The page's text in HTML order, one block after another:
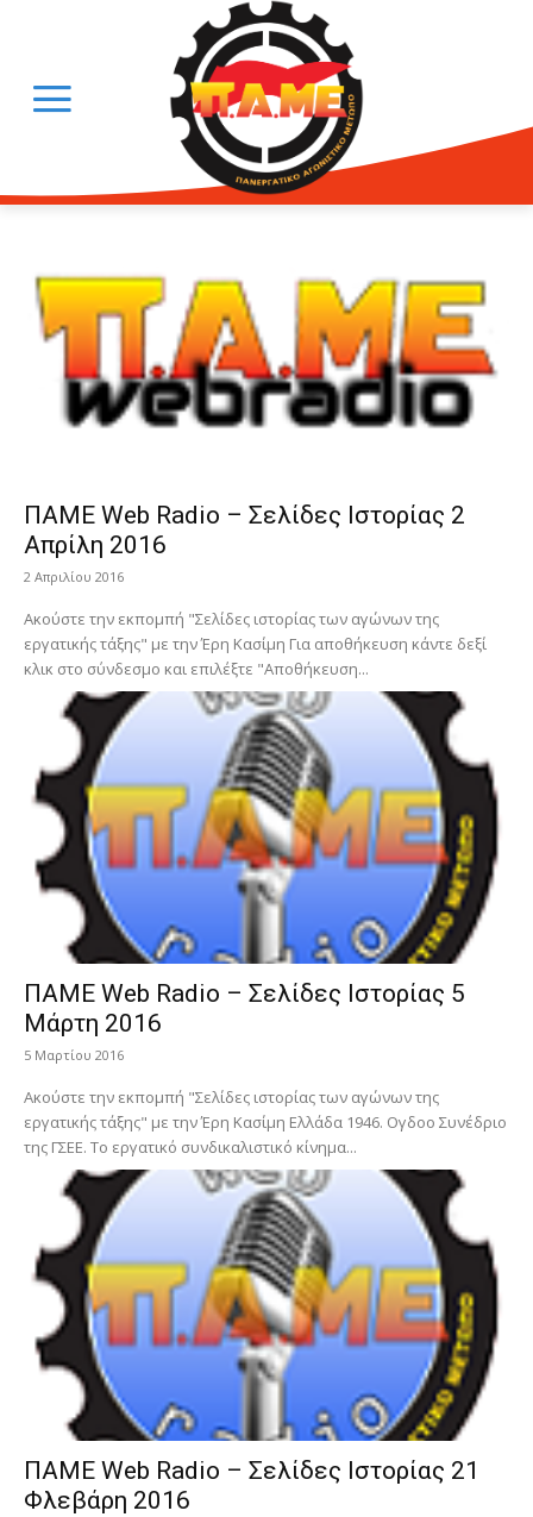
ΠΑΜΕ Web Radio – Σελίδες Ιστορίας 2
Απρίλη 2016
2 Απριλίου 2016
Ακούστε την εκπομπή "Σελίδες ιστορίας των αγώνων της
εργατικής τάξης" με την Έρη Κασίμη Για αποθήκευση κάντε δεξί
κλικ στο σύνδεσμο και επιλέξτε "Αποθήκευση...
ΠΑΜΕ Web Radio – Σελίδες Ιστορίας 5
Μάρτη 2016
5 Μαρτίου 2016
Ακούστε την εκπομπή "Σελίδες ιστορίας των αγώνων της
εργατικής τάξης" με την Έρη Κασίμη Ελλάδα 1946. Ογδοο Συνέδριο
της ΓΣΕΕ. Το εργατικό συνδικαλιστικό κίνημα...
ΠΑΜΕ Web Radio – Σελίδες Ιστορίας 21
Φλεβάρη 2016